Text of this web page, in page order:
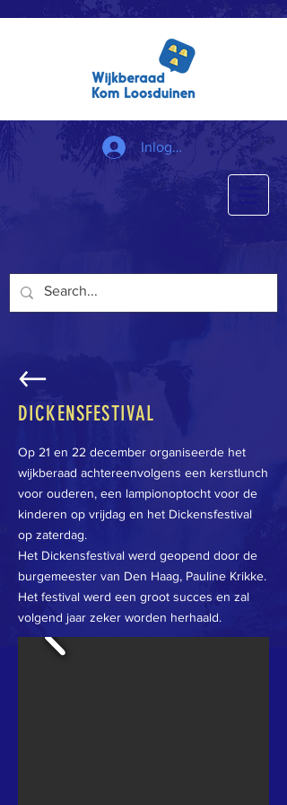
Inloggen
DICKENSFESTIVAL
Op 21 en 22 december organiseerde het
wijkberaad achtereenvolgens een kerstlunch
voor ouderen, een lampionoptocht voor de
kinderen op vrijdag en het Dickensfestival
op zaterdag.
Het Dickensfestival werd geopend door de
burgemeester van Den Haag, Pauline Krikke.
Het festival werd een groot succes en zal
volgend jaar zeker worden herhaald.